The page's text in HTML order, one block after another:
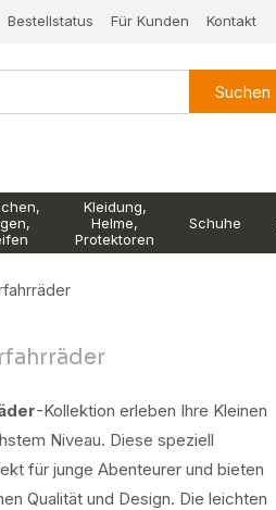
Bestellstatus Für Kunden Kontakt
Suchen
Kleidung,
Helme,
Protektoren
Schuhe
-Kollektion erleben Ihre Kleinen
Niveau. Diese speziell
für junge Abenteurer und bieten
Qualität und Design. Die leichten